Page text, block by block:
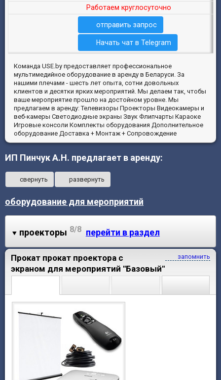
Работаем круглосуточно
отправить запрос
Начать чат в Telegram
Команда USE.by предоставляет профессиональное
мультимедийное оборудование в аренду в Беларуси. За
нашими плечами - шесть лет опыта, сотни довольных
клиентов и десятки ярких мероприятий. Мы делаем так, чтобы
ваше мероприятие прошло на достойном уровне. Мы
предлагаем в аренду: Телевизоры Проекторы Видеокамеры и
веб-камеры Светодиодные экраны Звук Флипчарты Караоке
Игровые консоли Комплекты оборудования Дополнительное
оборудование Доставка + Монтаж + Сопровождение
ИП Пинчук А.Н. предлагает в аренду:
свернуть развернуть
оборудование для мероприятий
проекторы 8/8 перейти в раздел
запомнить
Прокат прокат проектора с
экраном для мероприятий "Базовый"